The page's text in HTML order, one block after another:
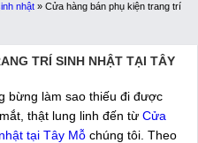
nhật » Cửa hàng bán phụ kiện trang trí
TRÍ SINH NHẬT TẠI TÂY
bừng làm sao thiếu đi được
thật lung linh đến từ Cửa
tại Tây Mỗ chúng tôi. Theo